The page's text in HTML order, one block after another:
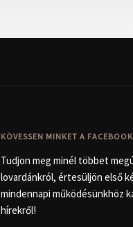
KÖVESSEN MINKET A
Tudjon meg minél többet
lovardánkról, értesüljön első
mindennapi működésünkhöz
hírekről!